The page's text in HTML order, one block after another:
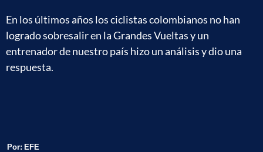
En los últimos años los ciclistas colombianos no han
logrado sobresalir en la Grandes Vueltas y un
entrenador de nuestro país hizo un análisis y dio una
respuesta.
Por: EFE